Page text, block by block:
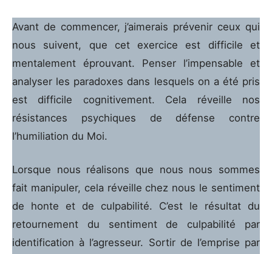
Avant de commencer, j’aimerais prévenir ceux qui
nous suivent, que cet exercice est difficile et
mentalement éprouvant. Penser l’impensable et
analyser les paradoxes dans lesquels on a été pris
est difficile cognitivement. Cela réveille nos
résistances psychiques de défense contre
l’humiliation du Moi.
Lorsque nous réalisons que nous nous sommes
fait manipuler, cela réveille chez nous le sentiment
de honte et de culpabilité. C’est le résultat du
retournement du sentiment de culpabilité par
identification à l’agresseur. Sortir de l’emprise par